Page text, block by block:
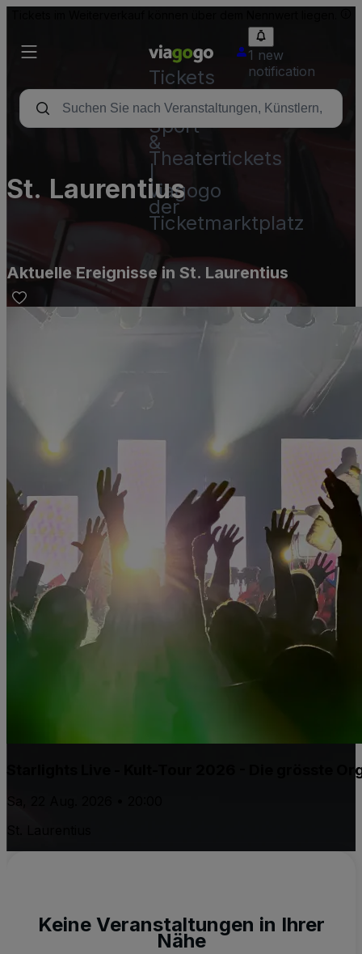
Tickets
-
Konzert-,
Sport-
&
Theatertickets
|
viagogo
der
Ticketmarktplatz
1 new
notification
St. Laurentius
Aktuelle Ereignisse in St. Laurentius
Starlights Live - Kult-Tour 2026 - Die grösste
Sa, 22 Aug. 2026 • 20:00
Keine Veranstaltungen in Ihrer
Nähe